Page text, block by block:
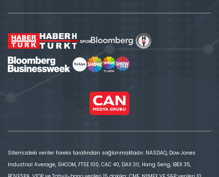
Sitemizdeki veriler Foreks tarafından sağlanmaktadır. NASDAQ, Dow Jones
Industrial Average, SHCOM, FTSE 100, CAC 40, DAX 30, Hang Seng, IBEX 35,